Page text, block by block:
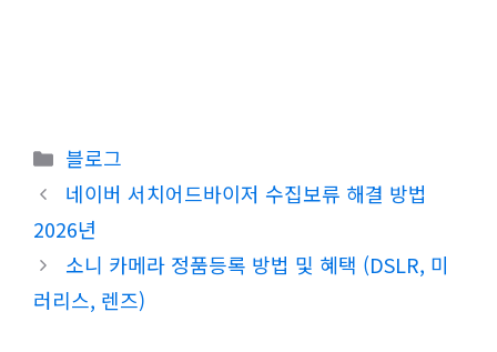
카
테
고
리
블로그
네이버 서치어드바이저 수집보류 해결 방법
2026년
소니 카메라 정품등록 방법 및 혜택 (DSLR, 미
러리스, 렌즈)